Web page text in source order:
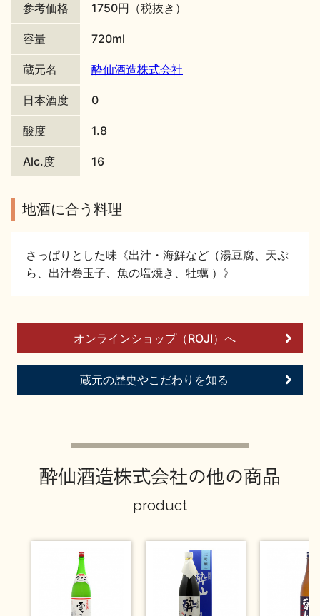
日本酒の楽しみ方特集
イベント情報TOP 新商品・おすすめ商品
季節の商品 イベント情報
地酒蔵元会WEB展示会 地酒蔵元会利酒会
参考価格 1750円（税抜き）
容量 720ml
蔵元名 酔仙酒造株式会社
日本酒度 0
酸度 1.8
Alc.度 16
地酒に合う料理
さっぱりとした味《出汁・海鮮など（湯豆腐、天ぷ
ら、出汁巻玉子、魚の塩焼き、牡蠣 ）》
オンラインショップ（ROJI）へ
蔵元の歴史やこだわりを知る
酔仙酒造株式会社の他の商品
product